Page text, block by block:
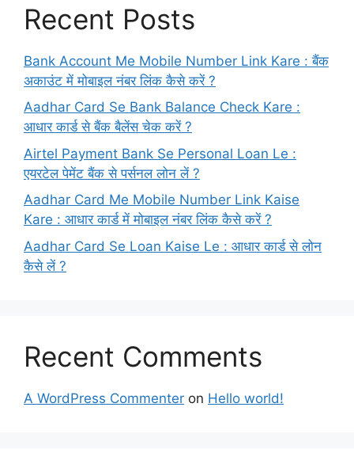
Recent Posts
Bank Account Me Mobile Number Link Kare : बैंक
अकाउंट में मोबाइल नंबर लिंक कैसे करें ?
Aadhar Card Se Bank Balance Check Kare :
आधार कार्ड से बैंक बैलेंस चेक करें ?
Airtel Payment Bank Se Personal Loan Le :
एयरटेल पेमेंट बैंक से पर्सनल लोन लें ?
Aadhar Card Me Mobile Number Link Kaise
Kare : आधार कार्ड में मोबाइल नंबर लिंक कैसे करें ?
Aadhar Card Se Loan Kaise Le : आधार कार्ड से लोन
कैसे लें ?
Recent Comments
A WordPress Commenter on Hello world!